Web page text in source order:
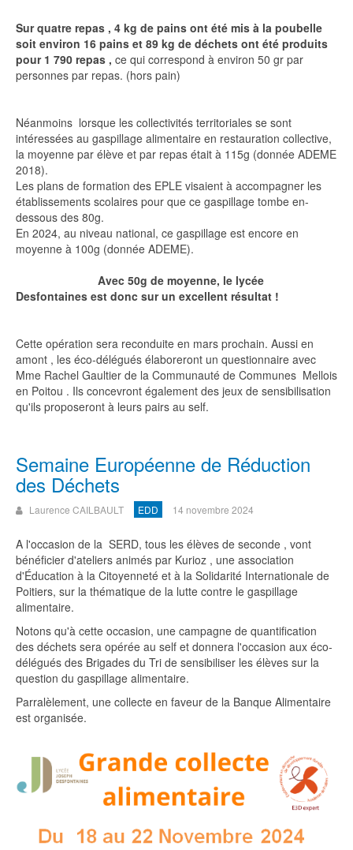
Sur quatre repas , 4 kg de pains ont été mis à la poubelle
soit environ 16 pains et 89 kg de déchets ont été produits
pour 1 790 repas , ce qui correspond à environ 50 gr par
personnes par repas. (hors pain)
Néanmoins lorsque les collectivités territoriales se sont
intéressées au gaspillage alimentaire en restauration collective,
la moyenne par élève et par repas était à 115g (donnée ADEME
2018).
Les plans de formation des EPLE visaient à accompagner les
établissements scolaires pour que ce gaspillage tombe en-
dessous des 80g.
En 2024, au niveau national, ce gaspillage est encore en
moyenne à 100g (donnée ADEME).
Avec 50g de moyenne, le lycée
Desfontaines est donc sur un excellent résultat !
Cette opération sera reconduite en mars prochain. Aussi en
amont , les éco-délégués élaboreront un questionnaire avec
Mme Rachel Gaultier de la Communauté de Communes Mellois
en Poitou . Ils concevront également des jeux de sensibilisation
qu'ils proposeront à leurs pairs au self.
Semaine Européenne de Réduction
des Déchets
Laurence CAILBAULT EDD 14 novembre 2024
A l'occasion de la SERD, tous les élèves de seconde , vont
bénéficier d'ateliers animés par Kurioz , une association
d'Éducation à la Citoyenneté et à la Solidarité Internationale de
Poitiers, sur la thématique de la lutte contre le gaspillage
alimentaire.
Notons qu'à cette occasion, une campagne de quantification
des déchets sera opérée au self et donnera l'occasion aux éco-
délégués des Brigades du Tri de sensibiliser les élèves sur la
question du gaspillage alimentaire.
Parralèlement, une collecte en faveur de la Banque Alimentaire
est organisée.